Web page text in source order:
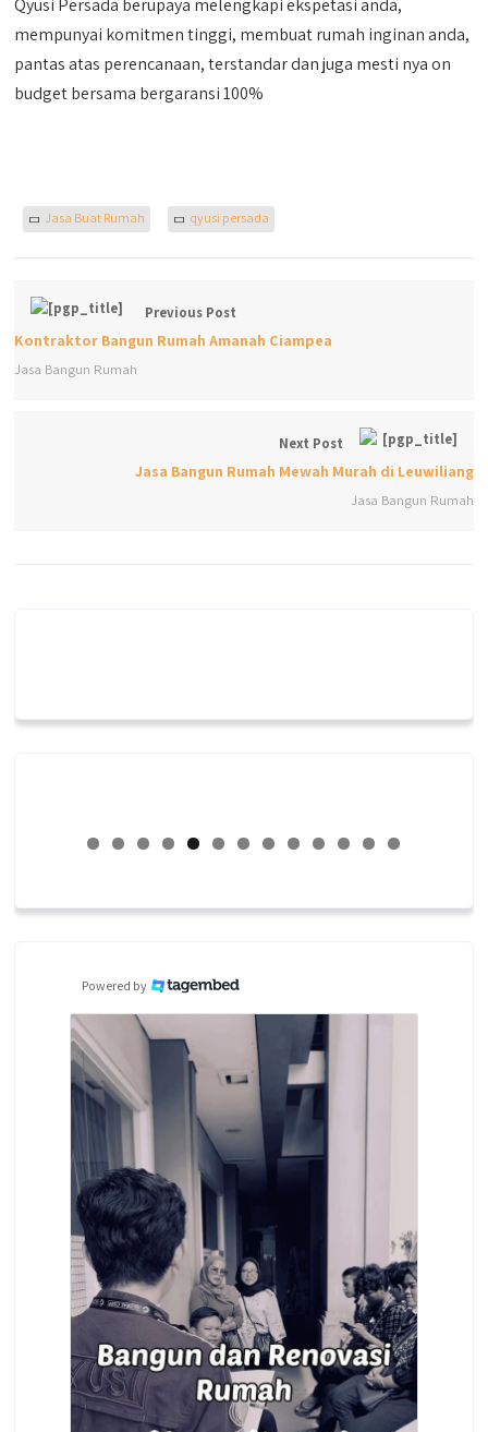
Qyusi Persada berupaya melengkapi ekspetasi anda,
mempunyai komitmen tinggi, membuat rumah inginan anda,
pantas atas perencanaan, terstandar dan juga mesti nya on
budget bersama bergaransi 100%
Jasa Buat Rumah qyusi persada
Previous Post
Kontraktor Bangun Rumah Amanah Ciampea
Jasa Bangun Rumah
Next Post
Jasa Bangun Rumah Mewah Murah di Leuwiliang
Jasa Bangun Rumah
Powered by